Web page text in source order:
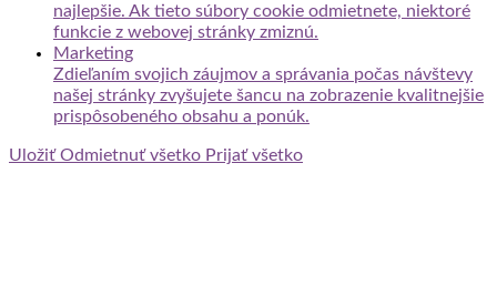
najlepšie. Ak tieto súbory cookie odmietnete, niektoré
funkcie z webovej stránky zmiznú.
Marketing
Zdieľaním svojich záujmov a správania počas návštevy
našej stránky zvyšujete šancu na zobrazenie kvalitnejšie
prispôsobeného obsahu a ponúk.
UložiťOdmietnuť všetko Prijať všetko